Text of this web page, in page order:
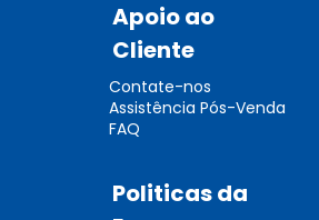
Apoio ao
Cliente
Contate-nos
Assistência Pós-Venda
FAQ
Politicas da